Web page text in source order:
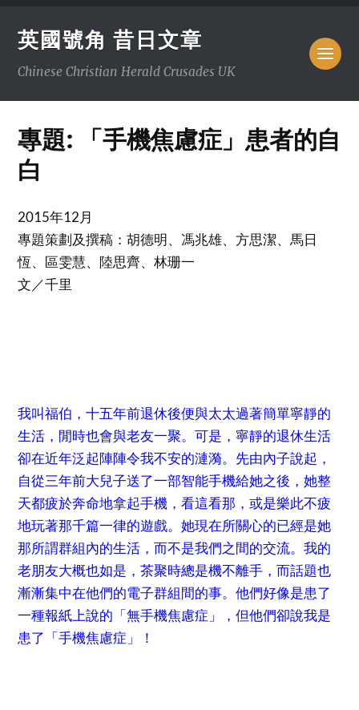
英國號角 昔日文章
Chinese Christian Herald Crusades UK
專題: 「手機焦慮症」患者的自
白
2015年12月
專題策劃及撰稿：胡德明、馮兆雄、方思潔、馬日
恆、區雯慧、陸思齊、林珊一
文／千里
我叫福伯，十五年前退休後便與太太過著簡單寧靜的
生活，閒時也會與老友一聚。可是，寧靜的退休生活
卻在近年泛起陣陣令我不安的漣漪。先由內子說起，
自從三年前大兒子送了一部智能手機給她之後，她整
天都疲於奔命地拿起手機，看這看那，或是樂此不疲
地玩著那千篇一律的遊戲。她現在所關心的已經是她
那所謂群組內的生活，而不是我們之間的交流。我的
老朋友大概也如是，茶聚時總是機不離手，而話題也
漸漸集中在他們的電子群組間的事。他們好像是患了
一種報紙上說的「無手機焦慮症」，但他們卻說我是
患了「手機焦慮症」！